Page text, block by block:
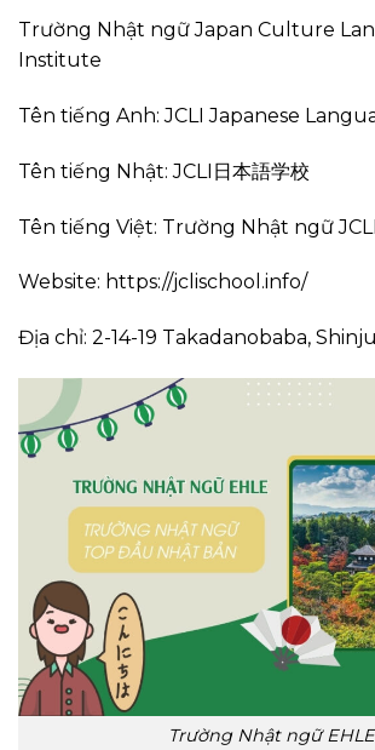
Trường Nhật ngữ Japan Culture
Institute
Tên tiếng Anh: JCLI Japanese
Tên tiếng Nhật: JCLI日本語学校
Tên tiếng Việt: Trường Nhật ngữ JCLI
Website: https://jclischool.info/
Địa chỉ: 2-14-19 Takadanobaba,
Trường Nhật ngữ EHLE